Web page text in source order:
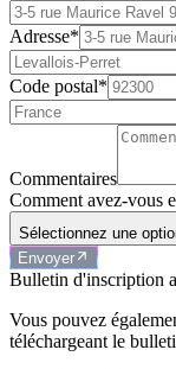
Adresse*
Code postal*
Commentaires
Comment avez-vous
Sélectionnez une
Envoyer
Bulletin d'inscription
Vous pouvez
téléchargeant le